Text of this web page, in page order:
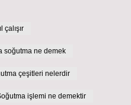
çalışır
soğutma ne demek
çeşitleri nelerdir
işlemi ne demektir